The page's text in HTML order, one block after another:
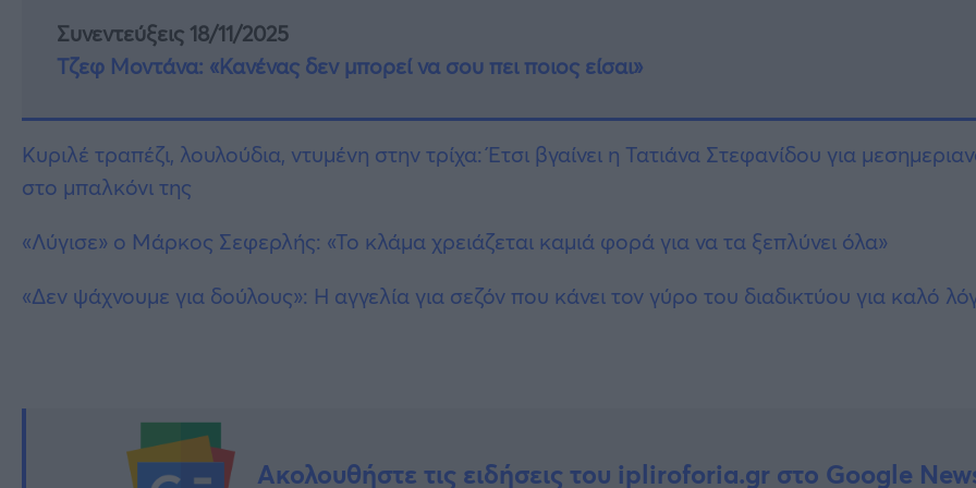
Συνεντεύξεις 18/11/2025
Τζεφ Μοντάνα: «Κανένας δεν μπορεί να σου πει ποιος είσαι»
Κυριλέ τραπέζι, λουλούδια, ντυμένη στην τρίχα: Έτσι βγαίνει η Τατιάνα Στεφανίδου για
στο μπαλκόνι της
«Λύγισε» ο Μάρκος Σεφερλής: «Το κλάμα χρειάζεται καμιά φορά για να τα ξεπλύνει όλα»
«Δεν ψάχνουμε για δούλους»: Η αγγελία για σεζόν που κάνει τον γύρο του διαδικτύου για καλό
Ακολουθήστε τις ειδήσεις του ipliroforia.gr στο Google